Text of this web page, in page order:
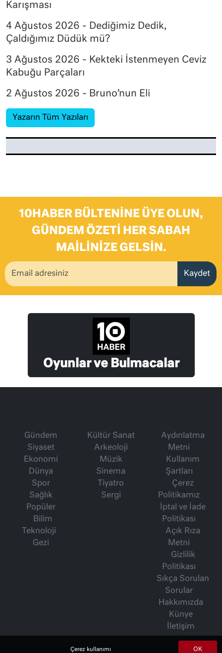
Karışması
4 Ağustos 2026 - Dediğimiz Dedik,
Çaldığımız Düdük mü?
3 Ağustos 2026 - Kekteki İstenmeyen Ceviz
Kabuğu Parçaları
2 Ağustos 2026 - Bruno’nun Eli
Yazarın Tüm Yazıları
10HABER BÜLTENINE ÜYE OLUN,
GÜNDEM ÖZETI HER SABAH
MAILINIZE GELSIN.
Kaydet
Oyunlar ve Bulmacalar
Gündem
Siyaset
Ekonomi
Dünya
Spor
Sağlık
Popüler
Bilim
Teknoloji
Gezi
Kültür Sanat
Arkeoloji
Müzik
Sinema
Tiyatro
Sergi
Aydınlatma
Metni
Kullanım
Şartları
Çerez
Politikamız
İptal ve İade
Politikası
Açık Rıza
Metni
Gizlilik
Politikası
Sıkça Sorulan
Sorular
Hakkımızda
Künye
İletişim
OK
Çerez kullanımı